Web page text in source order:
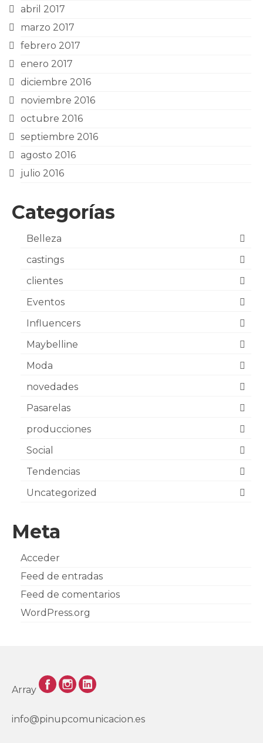
abril 2017
marzo 2017
febrero 2017
enero 2017
diciembre 2016
noviembre 2016
octubre 2016
septiembre 2016
agosto 2016
julio 2016
Categorías
Belleza
castings
clientes
Eventos
Influencers
Maybelline
Moda
novedades
Pasarelas
producciones
Social
Tendencias
Uncategorized
Meta
Acceder
Feed de entradas
Feed de comentarios
WordPress.org
Array
info@pinupcomunicacion.es